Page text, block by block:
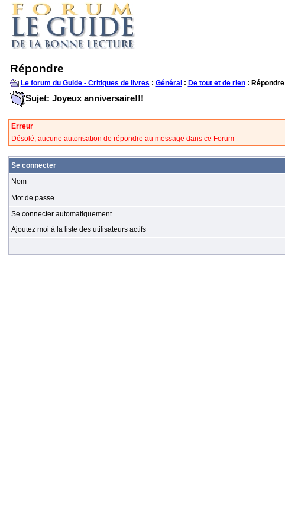
Répondre
Le forum du Guide - Critiques de livres : Général : De tout et de rien: Répondre
Sujet: Joyeux anniversaire!!!
Erreur
Désolé, aucune autorisation de répondre au message dans ce Forum
Se connecter
Nom
Mot de passe
Se connecter automatiquement
Ajoutez moi à la liste des utilisateurs actifs